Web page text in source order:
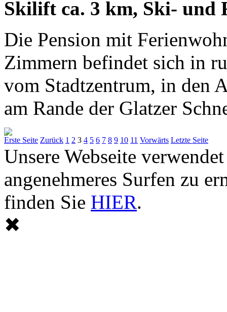
Skilift ca. 3 km, Ski- und
Die Pension mit
Zimmern befindet sich in
vom Stadtzentrum, in den
am Rande der Glatzer
Erste Seite Zurück 1 2 3 4 5 6 7 8 9 10 11 Vorwärts Letzte Seite
Unsere Webseite
angenehmeres Surfen zu
finden Sie HIER.
✖